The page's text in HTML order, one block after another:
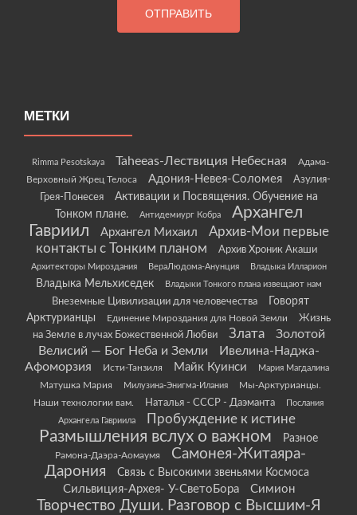
МЕТКИ
Rimma Pesotskaya Taheeas-Лествиция Небесная
Адама-
Верховный Жрец Телоса
Адония-Невея-Соломея
Азулия-
Грея-Понесея
Активации и Посвящения. Обучение на
Тонком плане.
Антидемиург Кобра
Архангел
Гавриил
Архангел Михаил
Архив-Мои первые
контакты с Тонким планом
Архив Хроник Акаши
Архитекторы Мироздания ВераЛюдома-Анунция Владыка Илларион
Владыка Мельхиседек Владыки Тонкого плана извещают нам
Внеземные Цивилизации для человечества
Говорят
Арктурианцы
Единение Мироздания для Новой Земли
Жизнь
на Земле в лучах Божественной Любви
Злата
Золотой
Велисий — Бог Неба и Земли
Ивелина-Наджа-
Афоморзия
Исти-Танзиля Майк Куинси Мария Магдалина
Матушка Мария Милузина-Энигма-Илания
Мы-Арктурианцы.
Наши технологии вам.
Наталья - СССР - Даэманта
Послания
Архангела Гавриила
Пробуждение к истине
Размышления вслух о важном Разное
Рамона-Даэра-Аомаумя
Самонея-Житаяра-
Дарония
Связь с Высокими звеньями Космоса
Сильвиция-Архея- У-СветоБора Симион
Творчество Души. Разговор с Высшим-Я